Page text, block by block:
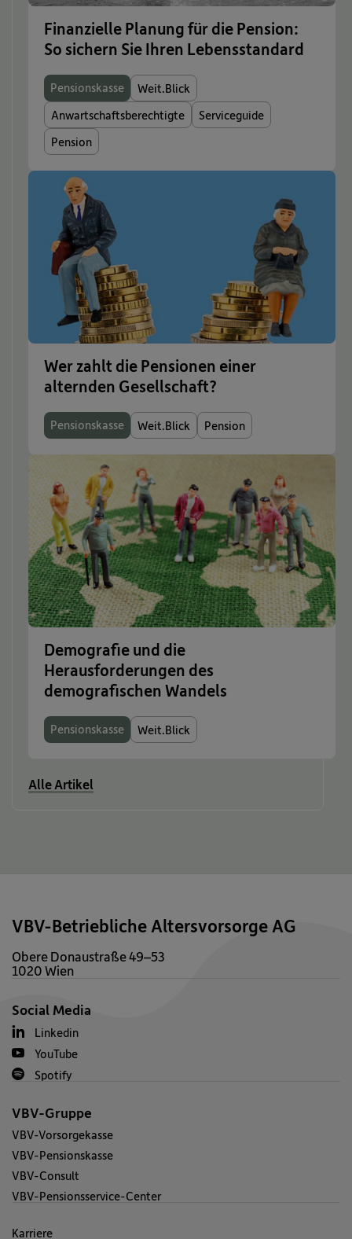
Finanzielle Planung für die Pension:
So sichern Sie Ihren Lebensstandard
Pensionskasse
Weit.Blick
Anwartschaftsberechtigte
Serviceguide
Pension
Wer zahlt die Pensionen einer
alternden Gesellschaft?
Pensionskasse Weit.Blick Pension
Demografie und die
Herausforderungen des
demografischen Wandels
Pensionskasse Weit.Blick
Alle Artikel
VBV-Betriebliche Altersvorsorge AG
Obere Donaustraße 49–53
1020 Wien
Social Media
Linkedin
YouTube
Spotify
VBV-Gruppe
VBV-Vorsorgekasse
VBV-Pensionskasse
VBV-Consult
VBV-Pensionsservice-Center
Karriere